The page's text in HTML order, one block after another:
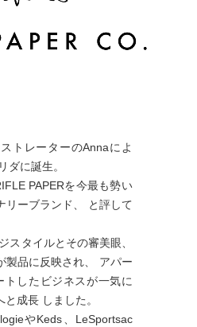
トレーターのAnnaによ
ダに誕生。
PAPERを今最も勢い
リーブランド、 と評して
スタイルとその審美眼、
製品に反映され、 アパー
トしたビジネスが一気に
成長 しました。
やKeds、LeSportsac